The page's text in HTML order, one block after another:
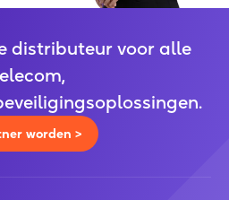
distributeur voor alle
worden >